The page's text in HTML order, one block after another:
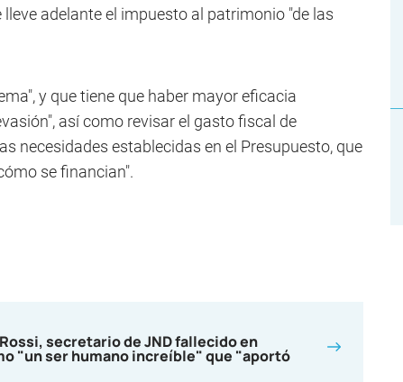
adelante el impuesto al patrimonio "de las
y que tiene que haber mayor eficacia
así como revisar el gasto fiscal de
necesidades establecidas en el Presupuesto, que
se financian".
secretario de JND fallecido en
"un ser humano increíble" que "aportó